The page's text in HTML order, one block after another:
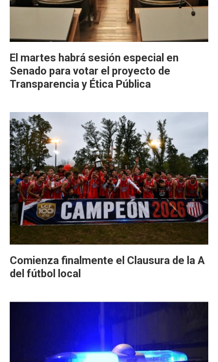
El martes habrá sesión especial en
Senado para votar el proyecto de
Transparencia y Ética Pública
Comienza finalmente el Clausura de la A
del fútbol local